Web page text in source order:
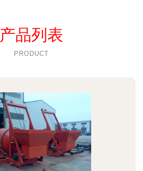
产品列表
PRODUCT